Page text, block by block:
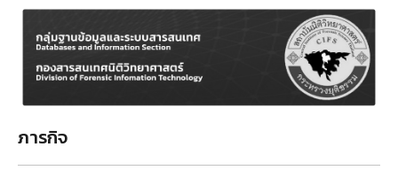
ภารกิจ